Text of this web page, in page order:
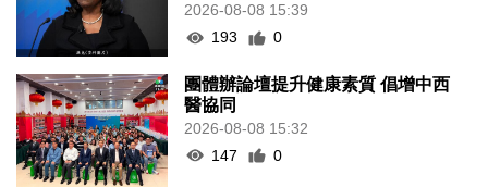
2026-08-08 15:39
193
0
團體辦論壇提升健康素質 倡增中西
醫協同
2026-08-08 15:32
147
0